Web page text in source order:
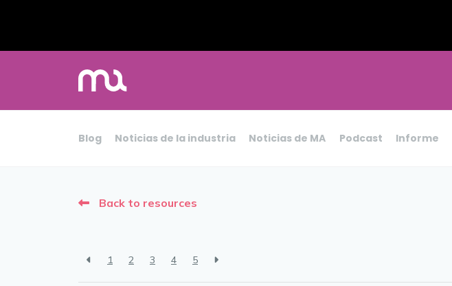
Blog Noticias de la industria Noticias de MA Podcast Informe
Back to resources
1 2 3 4 5